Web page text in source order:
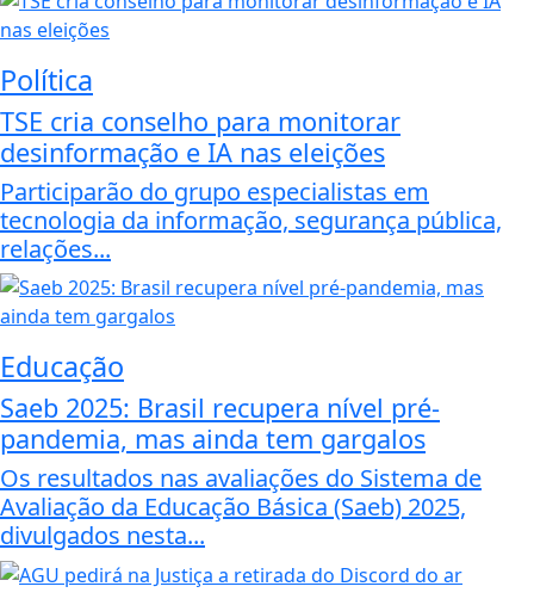
Política
TSE cria conselho para monitorar
desinformação e IA nas eleições
Participarão do grupo especialistas em
tecnologia da informação, segurança pública,
relações...
Educação
Saeb 2025: Brasil recupera nível pré-
pandemia, mas ainda tem gargalos
Os resultados nas avaliações do Sistema de
Avaliação da Educação Básica (Saeb) 2025,
divulgados nesta...